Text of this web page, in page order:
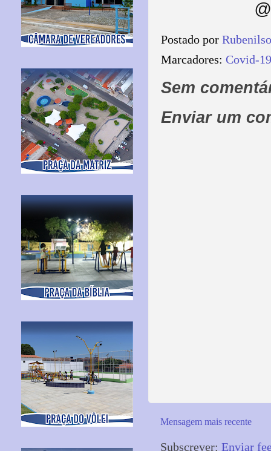
Postado por
Marcadores: Covid-19
Sem
Enviar um
Mensagem mais recente
Subscrever: Enviar